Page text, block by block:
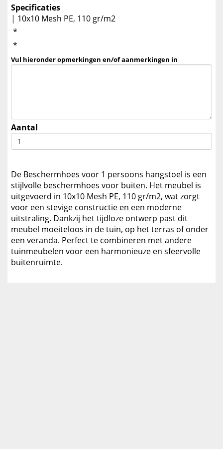
Specificaties
| 10x10 Mesh PE, 110 gr/m2
*
*
Vul hieronder opmerkingen en/of aanmerkingen in
Aantal
De Beschermhoes voor 1 persoons hangstoel is een
stijlvolle beschermhoes voor buiten. Het meubel is
uitgevoerd in 10x10 Mesh PE, 110 gr/m2, wat zorgt
voor een stevige constructie en een moderne
uitstraling. Dankzij het tijdloze ontwerp past dit
meubel moeiteloos in de tuin, op het terras of onder
een veranda. Perfect te combineren met andere
tuinmeubelen voor een harmonieuze en sfeervolle
buitenruimte.